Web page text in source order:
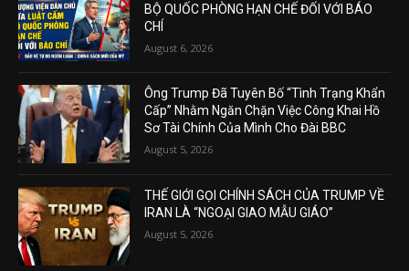
BỘ QUỐC PHÒNG HẠN CHẾ ĐỐI VỚI BÁO
CHÍ
August 6, 2026
Ông Trump Đã Tuyên Bố “Tình Trạng Khẩn
Cấp” Nhằm Ngăn Chặn Việc Công Khai Hồ
Sơ Tài Chính Của Mình Cho Đài BBC
August 5, 2026
THẾ GIỚI GỌI CHÍNH SÁCH CỦA TRUMP VỀ
IRAN LÀ “NGOẠI GIAO MẪU GIÁO”
August 5, 2026